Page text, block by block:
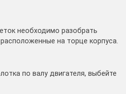
необходимо разобрать
расположенные на торце корпуса.
по валу двигателя, выбейте